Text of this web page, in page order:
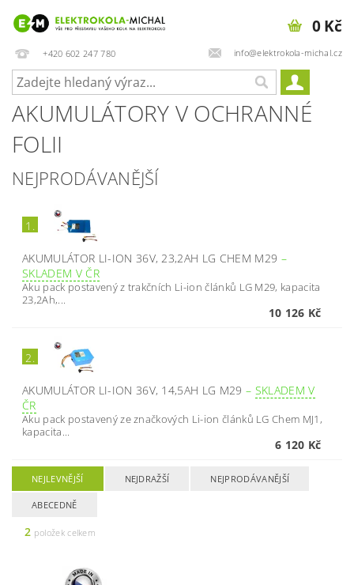
+420 602 247 780 info@elektrokola-michal.cz
0 Kč
AKUMULÁTORY V OCHRANNÉ
FOLII
NEJPRODÁVANĚJŠÍ
1.
AKUMULÁTOR LI-ION 36V, 23,2AH LG CHEM M29 –
SKLADEM V ČR
Aku pack postavený z trakčních Li-ion článků LG M29, kapacita
23,2Ah,...
10 126 Kč
2.
AKUMULÁTOR LI-ION 36V, 14,5AH LG M29 – SKLADEM V
ČR
Aku pack postavený ze značkových Li-ion článků LG Chem MJ1,
kapacita...
6 120 Kč
NEJLEVNĚJŠÍ NEJDRAŽŠÍ NEJPRODÁVANĚJŠÍ
ABECEDNĚ
2 položek celkem